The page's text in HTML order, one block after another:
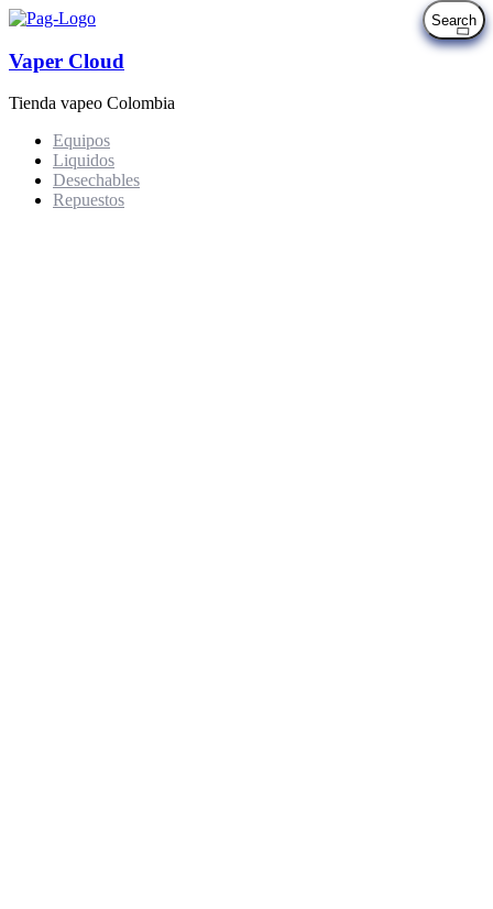
Vaper Cloud
Tienda vapeo Colombia
Equipos
Liquidos
Desechables
Repuestos